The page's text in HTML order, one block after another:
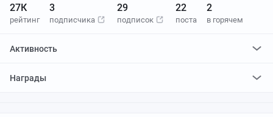
27К
рейтинг
3
подписчика
29
подписок
22
поста
2
в горячем
Активность
отредактировал
Награды